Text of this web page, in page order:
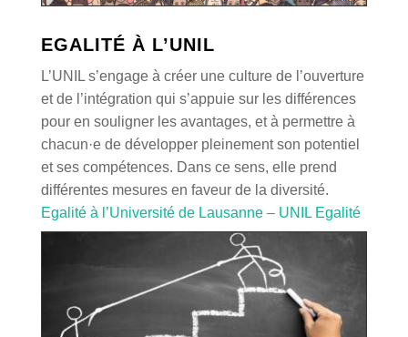
EGALITÉ À L’UNIL
L’UNIL s’engage à créer une culture de l’ouverture
et de l’intégration qui s’appuie sur les différences
pour en souligner les avantages, et à permettre à
chacun·e de développer pleinement son potentiel
et ses compétences. Dans ce sens, elle prend
différentes mesures en faveur de la diversité.
Egalité à l’Université de Lausanne – UNIL Egalité